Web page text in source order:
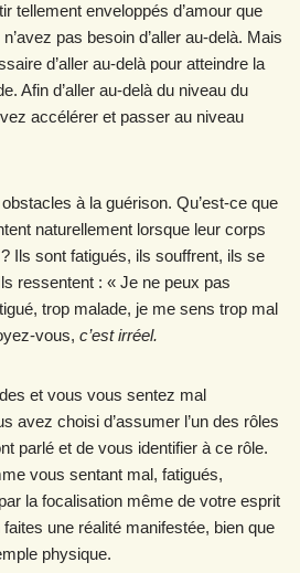
tellement enveloppés d’amour que
pas besoin d’aller au-delà. Mais
d’aller au-delà pour atteindre la
Afin d’aller au-delà du niveau du
accélérer et passer au niveau
à la guérison. Qu’est-ce que
naturellement lorsque leur corps
Ils sont fatigués, ils souffrent, ils se
ressentent : « Je ne peux pas
trop malade, je me sens trop mal
vous, c’est irréel.
et vous vous sentez mal
avez choisi d’assumer l’un des rôles
parlé et de vous identifier à ce rôle.
vous sentant mal, fatigués,
la focalisation même de votre esprit
une réalité manifestée, bien que
physique.